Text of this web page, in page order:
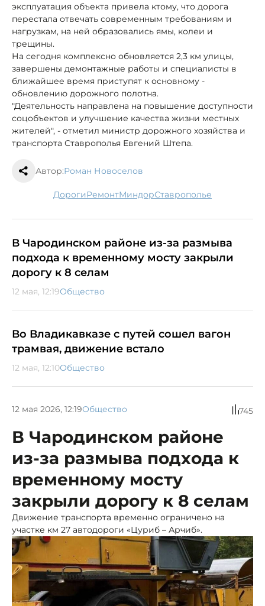
эксплуатация объекта привела ктому, что дорога
перестала отвечать современным требованиям и
нагрузкам, на ней образовались ямы, колеи и
трещины.
На сегодня комплексно обновляется 2,3 км улицы,
завершены демонтажные работы и специалисты в
ближайшее время приступят к основному -
обновлению дорожного полотна.
"Деятельность направлена на повышение доступности
соцобъектов и улучшение качества жизни местных
жителей", - отметил министр дорожного хозяйства и
транспорта Ставрополья Евгений Штепа.
Автор:Роман Новоселов
дороги ремонт Миндор Ставрополье
В Чародинском районе из-за размыва
подхода к временному мосту закрыли
дорогу к 8 селам
12 мая, 12:19Общество
Во Владикавказе с путей сошел вагон
трамвая, движение встало
12 мая, 12:10Общество
12 мая 2026, 12:19Общество 745
В Чародинском районе
из-за размыва подхода к
временному мосту
закрыли дорогу к 8 селам
Движение транспорта временно ограничено на
участке км 27 автодороги «Цуриб – Арчиб».